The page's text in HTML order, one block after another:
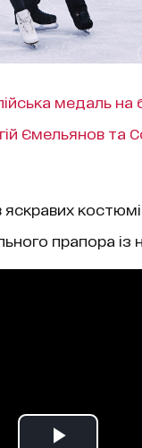
медаль на
Ємельянов та
яскравих
прапора із